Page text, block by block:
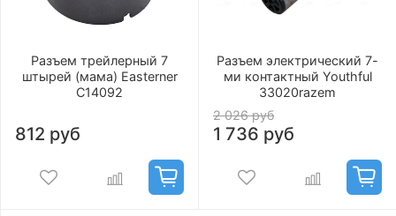
Разъем трейлерный 7
штырей (мама) Easterner
C14092
812 руб
Разъем электрический 7-
ми контактный Youthful
33020razem
2 026 руб
1 736 руб